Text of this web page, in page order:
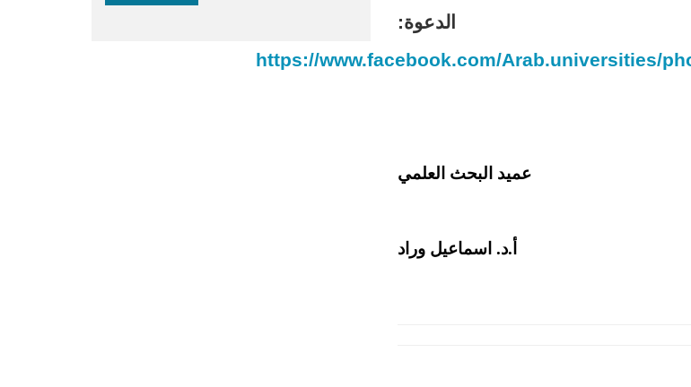
https://www.facebook.com/Arab.universities/
عميد البحث العلمي
أ.د. اسماعيل وراد